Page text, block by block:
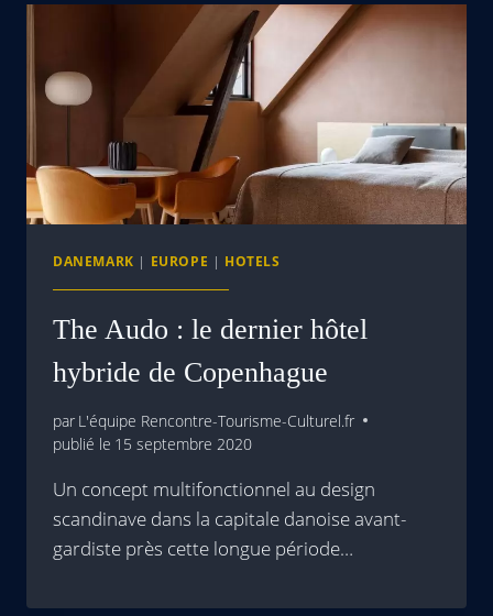
DANEMARK | EUROPE | HOTELS
The Audo : le dernier hôtel
hybride de Copenhague
par L'équipe Rencontre-Tourisme-Culturel.fr
publié le 15 septembre 2020
Un concept multifonctionnel au design
scandinave dans la capitale danoise avant-
gardiste près cette longue période…